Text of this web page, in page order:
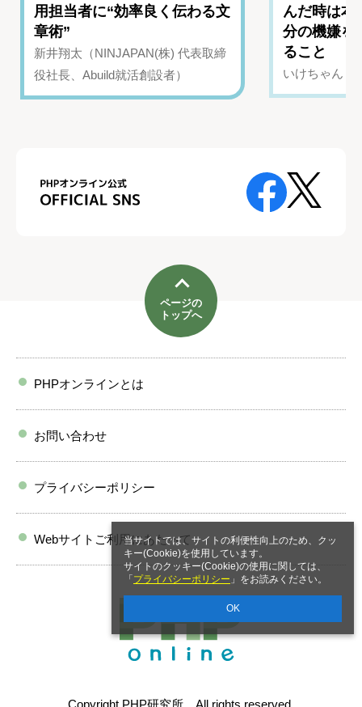
当サイトでは、サイトの利便性向上のため、クッ
キー(Cookie)を使用しています。
サイトのクッキー(Cookie)の使用に関しては、
「 プライバシーポリシー 」をお読みください。
OK
用担当者に“効率良く伝わる文
章術”
新井翔太（NINJAPAN(株) 代表取締
役社長、Abuild就活創設者）
んだ時は
分の機嫌を
ること
いけちゃん（
ページの
トップへ
PHPオンラインとは
お問い合わせ
プライバシーポリシー
Webサイトご利用にあたって